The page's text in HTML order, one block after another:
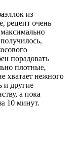
из
рецепт очень
порадовать
плотные,
хватает нежного
и другие
а пока
10 минут.